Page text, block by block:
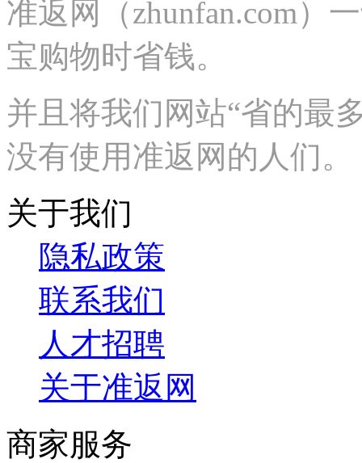
准返网（zhunfan.com）
宝购物时省钱。
并且将我们网站“省的最
没有使用准返网的人们。
关于我们
隐私政策
联系我们
人才招聘
关于准返网
商家服务